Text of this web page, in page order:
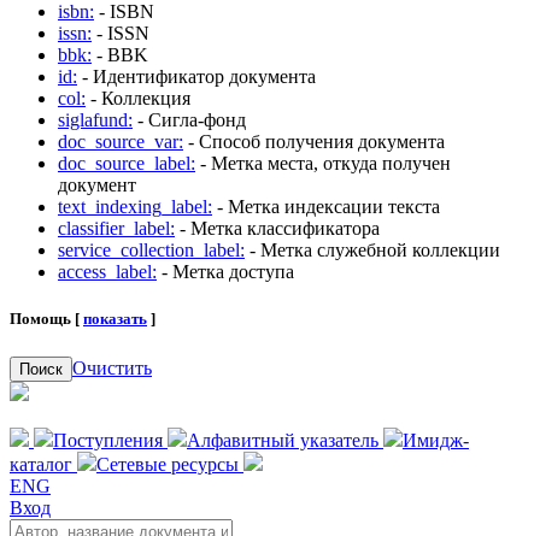
isbn: - ISBN
issn: - ISSN
bbk: - BBK
id: - Идентификатор документа
col: - Коллекция
siglafund: - Сигла-фонд
doc_source_var: - Способ получения документа
doc_source_label: - Метка места, откуда получен
документ
text_indexing_label: - Метка индексации текста
classifier_label: - Метка классификатора
service_collection_label: - Метка служебной коллекции
access_label: - Метка доступа
Помощь [ показать ]
Поиск Очистить
Поступления Алфавитный указатель
Имидж-
каталог
Сетевые ресурсы
ENG
Вход